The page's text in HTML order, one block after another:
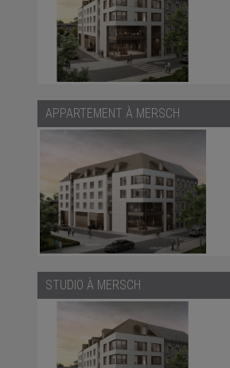
APPARTEMENT À MERSCH
STUDIO À MERSCH